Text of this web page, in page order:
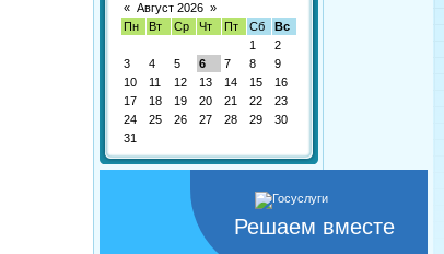
« Август 2026 »
Пн
Вт Ср Чт Пт Сб
Вс
1
2
3
4 5 6 7 8
9
10
11 12 13 14 15
16
17
18 19 20 21 22
23
24
25 26 27 28 29
30
31
Решаем вместе